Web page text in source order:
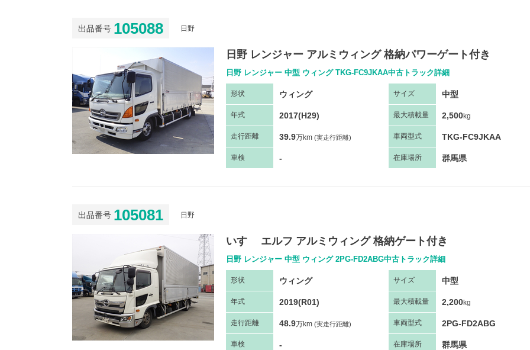
出品番号 105088 日野
日野 レンジャー アルミウィング 格納パワーゲート付き
日野 レンジャー 中型 ウィング TKG-FC9JKAA中古トラック詳細
形状 ウィング サイズ 中型
年式 2017(H29) 最大積載量 2,500kg
走行距離 39.9万km (実走行距離) 車両型式 TKG-FC9JKAA
車検 - 在庫場所 群馬県
出品番号 105081 日野
いすゞ エルフ アルミウィング 格納ゲート付き
日野 レンジャー 中型 ウィング 2PG-FD2ABG中古トラック詳細
形状 ウィング サイズ 中型
年式 2019(R01) 最大積載量 2,200kg
走行距離 48.9万km (実走行距離) 車両型式 2PG-FD2ABG
車検 - 在庫場所 群馬県